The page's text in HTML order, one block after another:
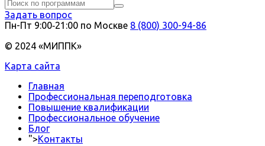
Задать вопрос
Пн-Пт 9:00‑21:00 по Москве 8 (800) 300-94-86
© 2024 «МИППК»
Карта сайта
Главная
Профессиональная переподготовка
Повышение квалификации
Профессиональное обучение
Блог
">Контакты